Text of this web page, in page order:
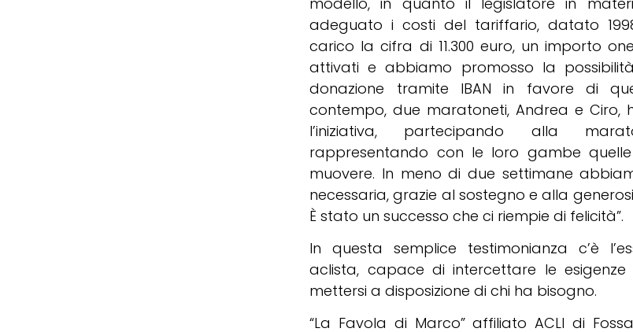
adeguato i costi del tariffario, datato
carico la cifra di 11.300 euro, un importo
attivati e abbiamo promosso la
donazione tramite IBAN in favore di
contempo, due maratoneti, Andrea e Ciro,
l’iniziativa, partecipando alla
rappresentando con le loro gambe
muovere. In meno di due settimane
necessaria, grazie al sostegno e alla
È stato un successo che ci riempie di felicità”.
In questa semplice testimonianza c’è
aclista, capace di intercettare le
mettersi a disposizione di chi ha bisogno.
“La Favola di Marco” affiliato ACLI di